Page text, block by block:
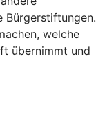
welche
übernimmt und